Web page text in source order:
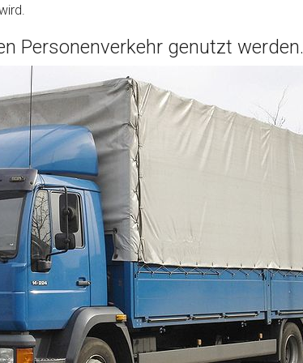
Personenverkehr genutzt werden.